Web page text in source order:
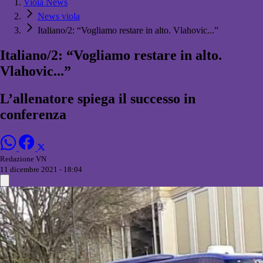
Viola News
News viola
Italiano/2: “Vogliamo restare in alto. Vlahovic...”
Italiano/2: “Vogliamo restare in alto.
Vlahovic...”
L’allenatore spiega il successo in
conferenza
Redazione VN
11 dicembre 2021 - 18:04